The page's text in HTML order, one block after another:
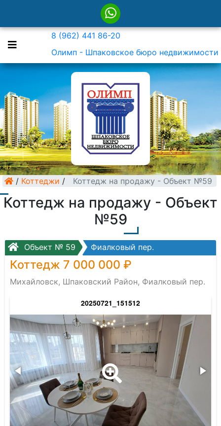
8 (962) 441 86-20
Олимп - Шпаковское бюро недвижимости
/ Коттеджи / Коттедж на продажу - Объект №59
Коттедж на продажу - Объект
№59
Объект № 59 Фиалковый пер.
Коттедж 7 000 000 ₽
Михайловск, Шпаковский Район, Фиалковый пер.
20250721_151512